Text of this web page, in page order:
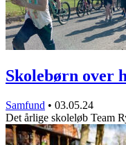
Skolebørn over
Samfund • 03.05.24
Det årlige skoleløb Team